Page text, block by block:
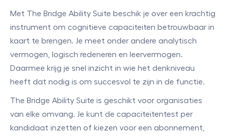
Met The Bridge Ability Suite beschik je over een krachtig
instrument om cognitieve capaciteiten betrouwbaar in
kaart te brengen. Je meet onder andere analytisch
vermogen, logisch redeneren en leervermogen.
Daarmee krijg je snel inzicht in wie het denkniveau
heeft dat nodig is om succesvol te zijn in de functie.
The Bridge Ability Suite is geschikt voor organisaties
van elke omvang. Je kunt de capaciteitentest per
kandidaat inzetten of kiezen voor een abonnement,